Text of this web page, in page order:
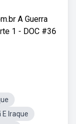
A Guerra
1 - DOC #36
E Iraque